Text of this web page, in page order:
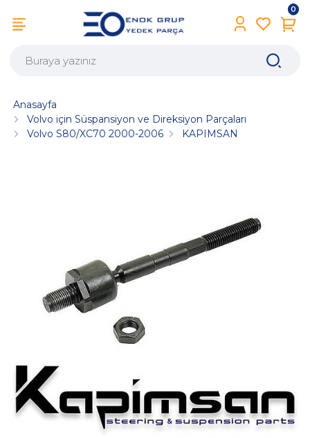
0
Anasayfa
Volvo için Süspansiyon ve Direksiyon Parçaları
Volvo S80/XC70 2000-2006
KAPIMSAN